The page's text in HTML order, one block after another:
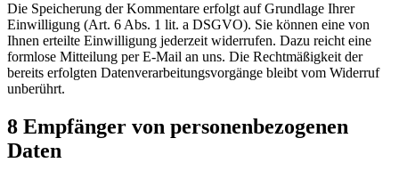
Die Speicherung der Kommentare erfolgt auf Grundlage Ihrer
Einwilligung (Art. 6 Abs. 1 lit. a DSGVO). Sie können eine von
Ihnen erteilte Einwilligung jederzeit widerrufen. Dazu reicht eine
formlose Mitteilung per E-Mail an uns. Die Rechtmäßigkeit der
bereits erfolgten Datenverarbeitungsvorgänge bleibt vom Widerruf
unberührt.
8 Empfänger von personenbezogenen
Daten